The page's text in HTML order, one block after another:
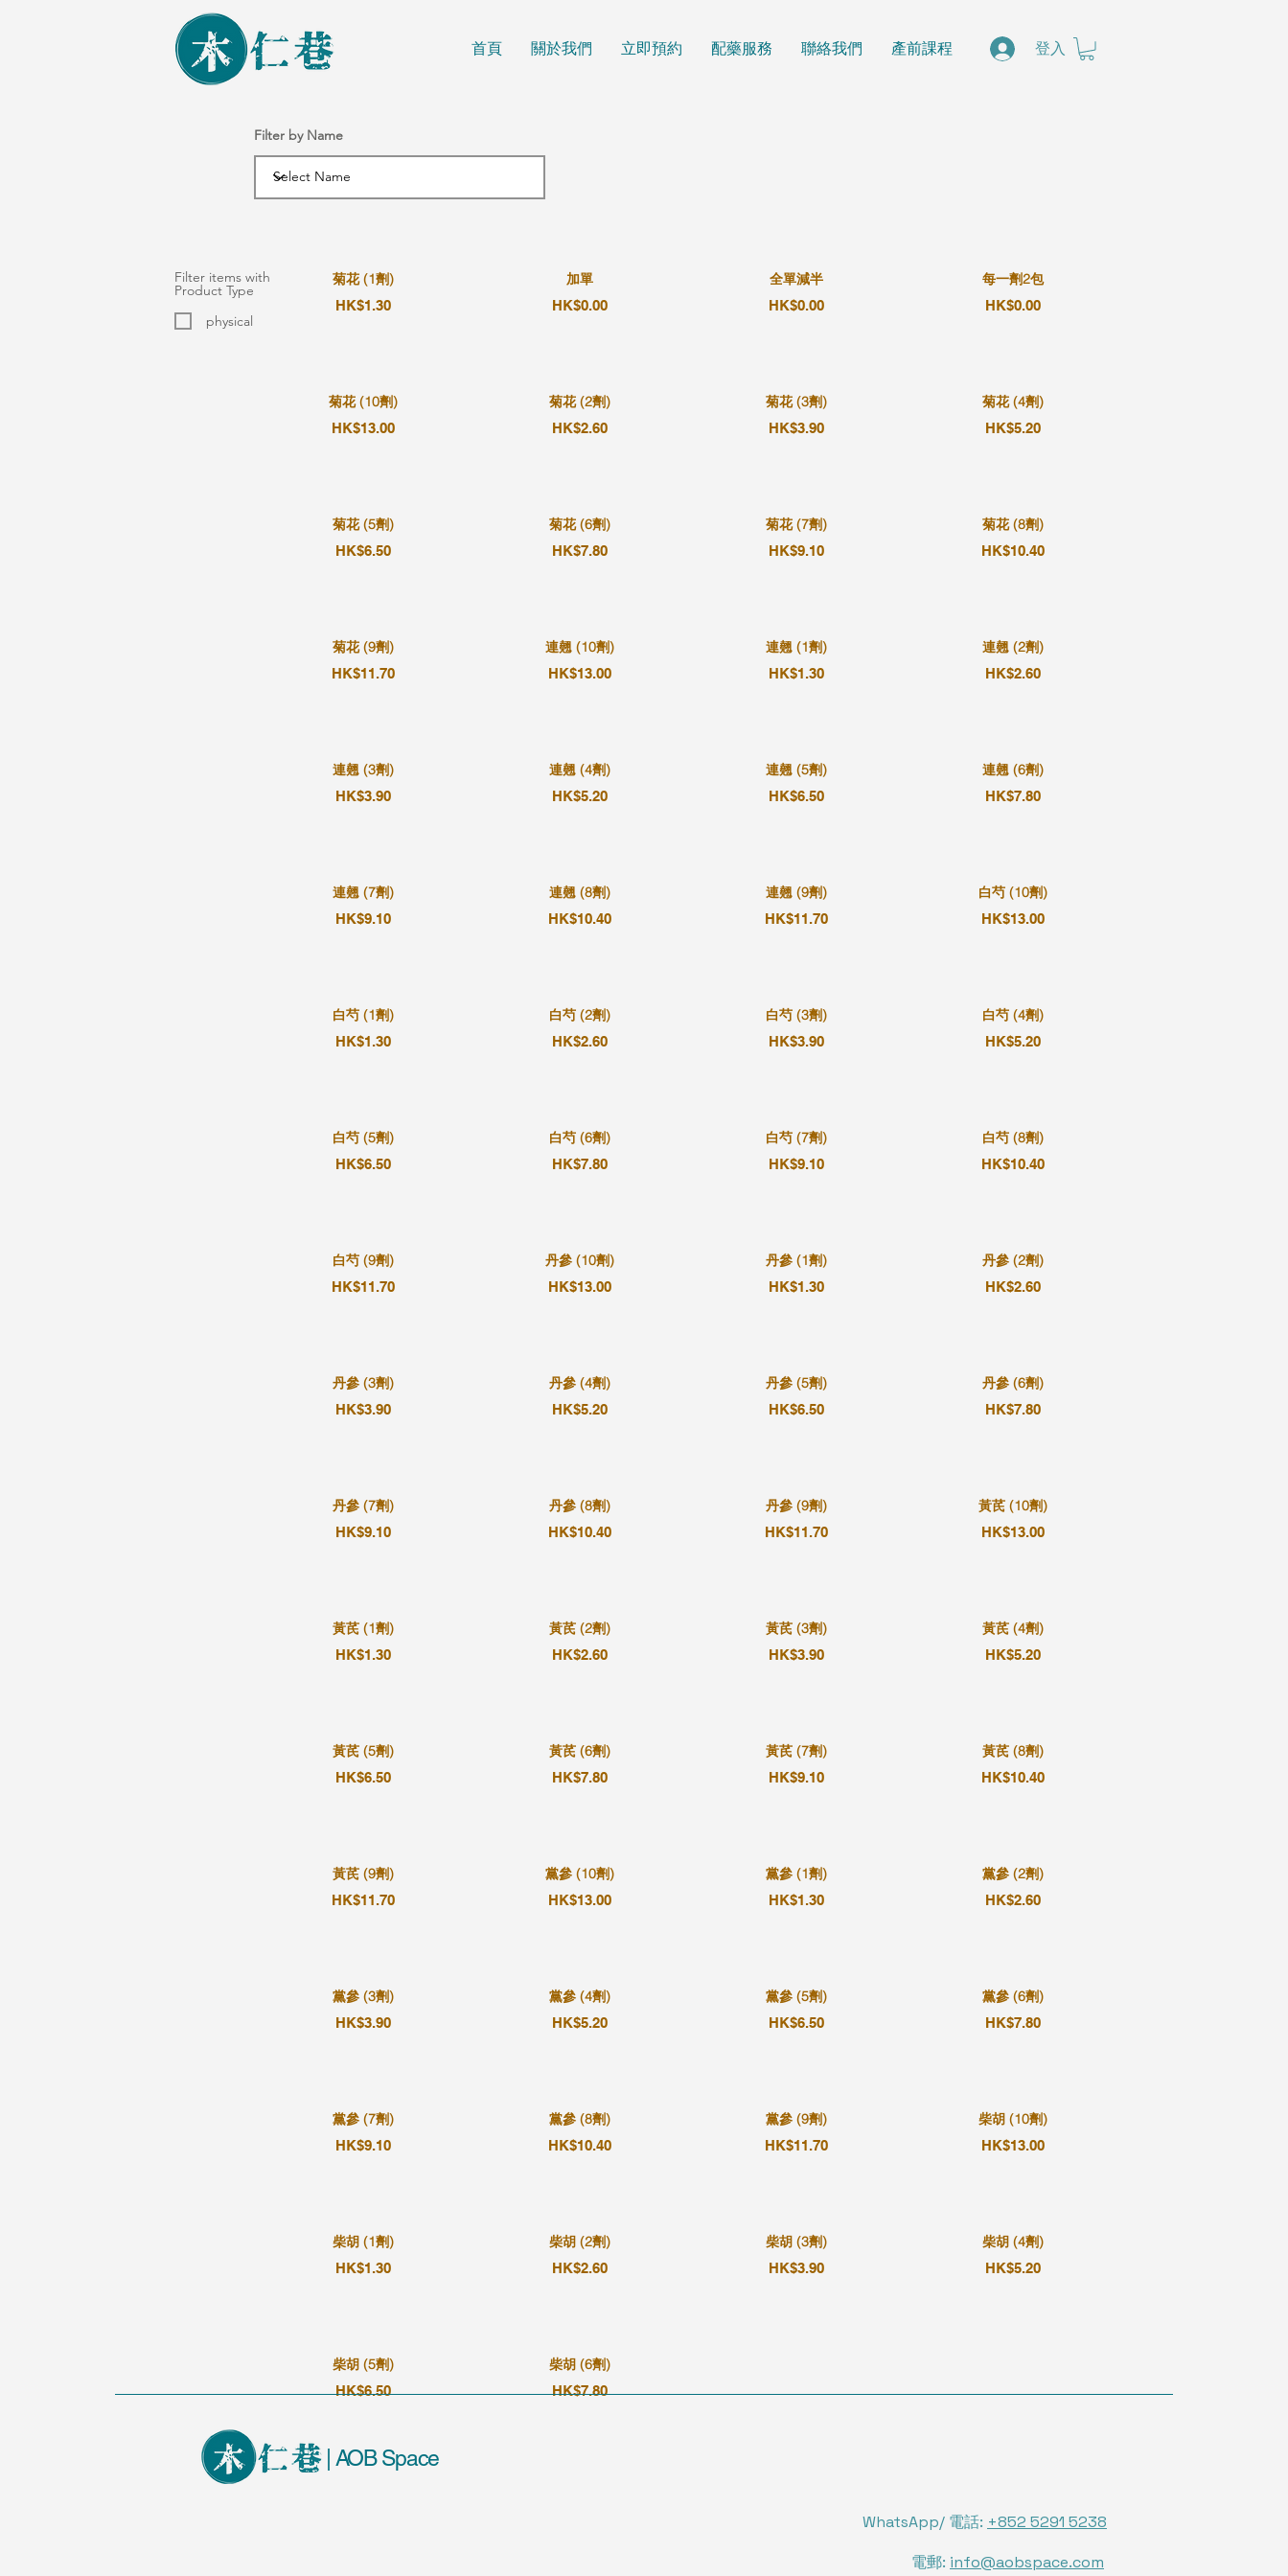
首頁 關於我們 立即預約 配藥服務 聯絡我們 產前課程 登入
Filter by Name
菊花 (1劑)
HK$1.30
菊花 (10劑)
HK$13.00
菊花 (5劑)
HK$6.50
菊花 (9劑)
HK$11.70
連翹 (3劑)
HK$3.90
連翹 (7劑)
HK$9.10
白芍 (1劑)
HK$1.30
白芍 (5劑)
HK$6.50
白芍 (9劑)
HK$11.70
丹參 (3劑)
HK$3.90
丹參 (7劑)
HK$9.10
黃芪 (1劑)
HK$1.30
黃芪 (5劑)
HK$6.50
黃芪 (9劑)
HK$11.70
黨參 (3劑)
HK$3.90
黨參 (7劑)
HK$9.10
柴胡 (1劑)
HK$1.30
柴胡 (5劑)
HK$6.50
加單
HK$0.00
菊花 (2劑)
HK$2.60
菊花 (6劑)
HK$7.80
連翹 (10劑)
HK$13.00
連翹 (4劑)
HK$5.20
連翹 (8劑)
HK$10.40
白芍 (2劑)
HK$2.60
白芍 (6劑)
HK$7.80
丹參 (10劑)
HK$13.00
丹參 (4劑)
HK$5.20
丹參 (8劑)
HK$10.40
黃芪 (2劑)
HK$2.60
黃芪 (6劑)
HK$7.80
黨參 (10劑)
HK$13.00
黨參 (4劑)
HK$5.20
黨參 (8劑)
HK$10.40
柴胡 (2劑)
HK$2.60
柴胡 (6劑)
HK$7.80
全單減半
HK$0.00
菊花 (3劑)
HK$3.90
菊花 (7劑)
HK$9.10
連翹 (1劑)
HK$1.30
連翹 (5劑)
HK$6.50
連翹 (9劑)
HK$11.70
白芍 (3劑)
HK$3.90
白芍 (7劑)
HK$9.10
丹參 (1劑)
HK$1.30
丹參 (5劑)
HK$6.50
丹參 (9劑)
HK$11.70
黃芪 (3劑)
HK$3.90
黃芪 (7劑)
HK$9.10
黨參 (1劑)
HK$1.30
黨參 (5劑)
HK$6.50
黨參 (9劑)
HK$11.70
柴胡 (3劑)
HK$3.90
每一劑2包
HK$0.00
菊花 (4劑)
HK$5.20
菊花 (8劑)
HK$10.40
連翹 (2劑)
HK$2.60
連翹 (6劑)
HK$7.80
白芍 (10劑)
HK$13.00
白芍 (4劑)
HK$5.20
白芍 (8劑)
HK$10.40
丹參 (2劑)
HK$2.60
丹參 (6劑)
HK$7.80
黃芪 (10劑)
HK$13.00
黃芪 (4劑)
HK$5.20
黃芪 (8劑)
HK$10.40
黨參 (2劑)
HK$2.60
黨參 (6劑)
HK$7.80
柴胡 (10劑)
HK$13.00
柴胡 (4劑)
HK$5.20
Filter items with
Product Type
physical
| AOB Space
WhatsApp/ 電話: +852 5291 5238
電郵: info@aobspace.com